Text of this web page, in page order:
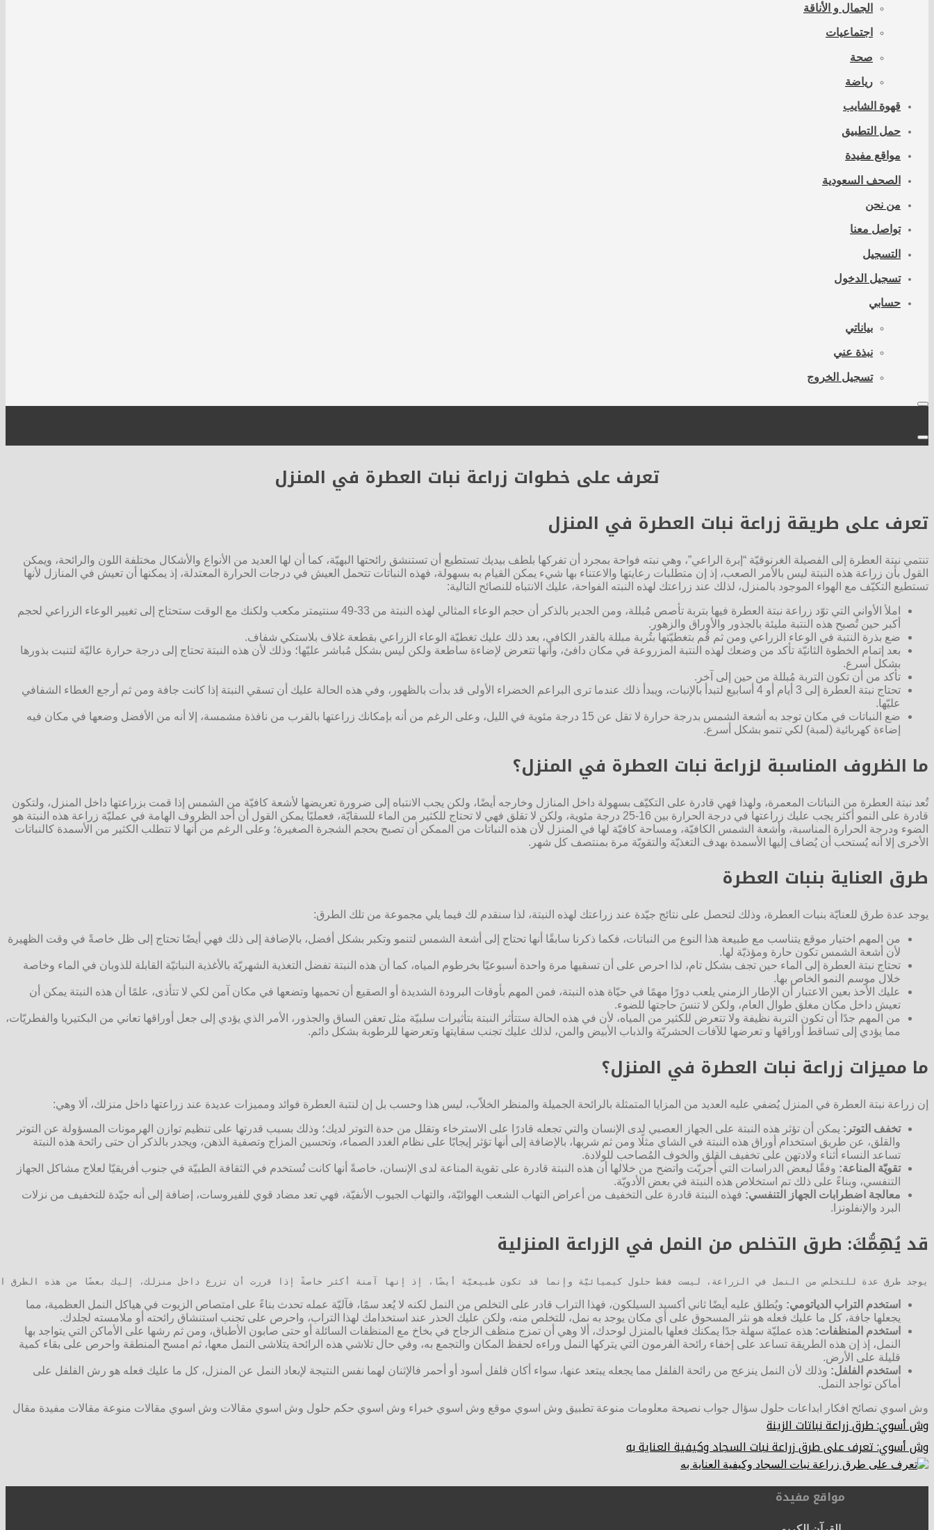
الجمال و الأناقة
اجتماعيات
صحة
رياضة
قهوة الشايب
حمل التطبيق
مواقع مفيدة
الصحف السعودية
من نحن
تواصل معنا
التسجيل
تسجيل الدخول
حسابي
بياناتي
نبذة عني
تسجيل الخروج
تعرف على خطوات زراعة نبات العطرة في المنزل
تعرف على طريقة زراعة نبات العطرة في المنزل
تنتمي نبتة العطرة إلى الفصيلة الغرنوقيّة “إبرة الراعي”، وهي نبته فواحة بمجرد أن تفركها بلطف بيديك تستطيع أن تستنشق رائحتها البهيّة، كما أن لها العديد من الأنواع والأشكال مختلفة اللون والرائحة، ويمكن
القول بأن زراعة هذه النبتة ليس بالأمر الصعب، إذ إن متطلبات رعايتها والاعتناء بها شيء يمكن القيام به بسهولة، فهذه النباتات تتحمل العيش في درجات الحرارة المعتدلة، إذ يمكنها أن تعيش في المنازل لأنها
تستطيع التكيّف مع الهواء الموجود بالمنزل، لذلك عند زراعتك لهذه النبته الفواحة، عليك الانتباه للنصائح التالية:
املأ الأواني التي توّد زراعة نبتة العطرة فيها بتربة تأصص مُبللة، ومن الجدير بالذكر أن حجم الوعاء المثالي لهذه النبتة من 33-49 سنتيمتر مكعب ولكنك مع الوقت ستحتاج إلى تغيير الوعاء الزراعي لحجم
أكبر حين تُصبح هذه النتبة مليئة بالجذور والأوراق والزهور.
ضع بذرة النتبة في الوعاء الزراعي ومن ثم قُم بتغطيّتها بتُربة مبللة بالقدر الكافي، بعد ذلك عليك تغطيّة الوعاء الزراعي بقطعة غلاف بلاستكي شفاف.
بعد إتمام الخطوة الثانيّة تأكد من وضعك لهذه النتبة المزروعة في مكان دافئ، وأنها تتعرض لإضاءة ساطعة ولكن ليس بشكل مُباشر عليّها؛ وذلك لأن هذه النبتة تحتاج إلى درجة حرارة عاليّة لتنبت بذورها
بشكل أسرع.
تأكد من أن تكون التربة مُبللة من حين إلى آخر.
تحتاج نبتة العطرة إلى 3 أيام أو 4 أسابيع لتبدأ بالإنبات، ويبدأ ذلك عندما ترى البراعم الخضراء الأولى قد بدأت بالظهور، وفي هذه الحالة عليك أن تسقي النبتة إذا كانت جافة ومن ثم أرجع الغطاء الشفافي
عليّها.
ضع النباتات في مكان توجد به أشعة الشمس بدرجة حرارة لا تقل عن 15 درجة مئوية في الليل، وعلى الرغم من أنه بإمكانك زراعتها بالقرب من نافذة مشمسة، إلا أنه من الأفضل وضعها في مكان فيه
إضاءة كهربائية (لمبة) لكي تنمو بشكل أسرع.
ما الظروف المناسبة لزراعة نبات العطرة في المنزل؟
تُعد نبتة العطرة من النباتات المعمرة، ولهذا فهي قادرة على التكيّف بسهولة داخل المنازل وخارجه أيضًا، ولكن يجب الانتباه إلى ضرورة تعريضها لأشعة كافيّة من الشمس إذا قمت بزراعتها داخل المنزل، ولتكون
قادرة على النمو أكثر يجب عليك زراعتها في درجة الحرارة بين 16-25 درجة مئوية، ولكن لا تقلق فهي لا تحتاج للكثير من الماء للسقايّة، فعمليًا يمكن القول أن أحد الظروف الهامة في عمليّة زراعة هذه النبتة هو
الضوء ودرجة الحرارة المناسبة، وأشعة الشمس الكافيّة، ومساحة كافيّة لها في المنزل لأن هذه النباتات من الممكن أن تصبح بحجم الشجرة الصغيرة؛ وعلى الرغم من أنها لا تتطلب الكثير من الأسمدة كالنباتات
الأخرى إلا أنه يُستحب أن يُضاف إليها الأسمدة بهدف التغذيّة والتقويّة مرة بمنتصف كل شهر.
طرق العناية بنبات العطرة
يوجد عدة طرق للعنايّة بنبات العطرة، وذلك لتحصل على نتائج جيّدة عند زراعتك لهذه النبتة، لذا سنقدم لك فيما يلي مجموعة من تلك الطرق:
من المهم اختيار موقع يتناسب مع طبيعة هذا النوع من النباتات، فكما ذكرنا سابقًا أنها تحتاج إلى أشعة الشمس لتنمو وتكبر بشكل أفضل، بالإضافة إلى ذلك فهي أيضًا تحتاج إلى ظل خاصةً في وقت الظهيرة
لأن أشعة الشمس تكون حارة ومؤذيّة لها.
تحتاج نبتة العطرة إلى الماء حين تجف بشكل تام، لذا احرص على أن تسقيها مرة واحدة أسبوعيًا بخرطوم المياه، كما أن هذه النبتة تفضل التغذية الشهريّة بالأغذية النباتيّة القابلة للذوبان في الماء وخاصة
خلال موسم النمو الخاص بها.
عليك الأخذ بعين الاعتبار أن الإطار الزمني يلعب دورًا مهمًا في حيّاة هذه النبتة، فمن المهم بأوقات البرودة الشديدة أو الصقيع أن تحميها وتضعها في مكان آمن لكي لا تتأذى، علمًا أن هذه النبتة يمكن أن
تعيش داخل مكان مغلق طوال العام، ولكن لا تنسَ حاجتها للضوء.
من المهم جدًا أن تكون التربة نظيفة ولا تتعرض للكثير من المياه، لأن في هذه الحالة ستتأثر النبتة بتأثيرات سلبيّة مثل تعفن الساق والجذور، الأمر الذي يؤدي إلى جعل أوراقها تعاني من البكتيريا والفطريّات،
مما يؤدي إلى تساقط أوراقها و تعرضها للآفات الحشريّة والذباب الأبيض والمن، لذلك عليك تجنب سقايتها وتعرضها للرطوبة بشكل دائم.
ما مميزات زراعة نبات العطرة في المنزل؟
إن زراعة نبتة العطرة في المنزل يُضفي عليه العديد من المزايا المتمثلة بالرائحة الجميلة والمنظر الخلاّب، ليس هذا وحسب بل إن لنتبة العطرة فوائد ومميزات عديدة عند زراعتها داخل منزلك، ألا وهي:
تخفف التوتر: يمكن أن تؤثر هذه النبتة على الجهاز العصبي لدى الإنسان والتي تجعله قادرًا على الاسترخاء وتقلل من حدة التوتر لديك؛ وذلك بسبب قدرتها على تنظيم توازن الهرمونات المسؤولة عن التوتر
والقلق، عن طريق استخدام أوراق هذه النبتة في الشاي مثلًا ومن ثم شربها، بالإضافة إلى أنها تؤثر إيجابًا على نظام الغدد الصماء، وتحسين المزاج وتصفية الذهن، ويجدر بالذكر أن حتى رائحة هذه النبتة
تساعد النساء أثناء ولادتهن على تخفيف القلق والخوف المُصاحب للولادة.
تقويّة المناعة: وفقًا لبعض الدراسات التي أُجريّت واتضح من خلالها أن هذه النبتة قادرة على تقوية المناعة لدى الإنسان، خاصةً أنها كانت تُستخدم في الثقافة الطبيّة في جنوب أفريقيّا لعلاج مشاكل الجهاز
التنفسي، وبناءً على ذلك تم استخلاص هذه النبتة في بعض الأدويّة.
معالجة اضطرابات الجهاز التنفسي: فهذه النبتة قادرة على التخفيف من أعراض التهاب الشعب الهوائيّة، والتهاب الجيوب الأنفيّة، فهي تعد مضاد قوي للفيروسات، إضافة إلى أنه جيّدة للتخفيف من نزلات
البرد والإنفلونزا.
قد يُهِمُّكَ: طرق التخلص من النمل في الزراعة المنزلية
يوجد طرق عدة للتخلص من النمل في الزراعة، ليست فقط حلول كيميائيّة وإنما قد تكون طبيعيّة أيضًا، إذ إنها آمنة أكثر خاصةً إذا قررت أن تزرع داخل منزلك، إليك بعضًا من هذه الطرق
استخدم التراب الدياتومي: ويُطلق عليه أيضًا ثاني أكسيد السيلكون، فهذا التراب قادر على التخلص من النمل لكنه لا يُعد سمًا، فآليّة عمله تحدث بناءً على امتصاص الزيوت في هياكل النمل العظمية، مما
يجعلها جافة، كل ما عليك فعله هو نثر المسحوق على أي مكان يوجد به نمل، للتخلص منه، ولكن عليك الحذر عند استخدامك لهذا التراب، واحرص على تجنب استنشاق رائحته أو ملامسته لجلدك.
استخدم المنظفات: هذه عمليّة سهلة جدًا يمكنك فعلها بالمنزل لوحدك، ألا وهي أن تمزج منظف الزجاج في بخاخ مع المنظفات السائلة أو حتى صابون الأطباق، ومن ثم رشها على الأماكن التي يتواجد بها
النمل، إذ إن هذه الطريقة تساعد على إخفاء رائحة الفرمون التي يتركها النمل وراءه لحفظ المكان والتجمع به، وفي حال تلاشي هذه الرائحة يتلاشى النمل معها، ثم امسح المنطقة واحرص على بقاء كمية
قليلة على الأرض.
استخدم الفلفل: وذلك لأن النمل ينزعج من رائحة الفلفل مما يجعله يبتعد عنها، سواء أكان فلفل أسود أو أحمر فالإثنان لهما نفس النتيجة لإبعاد النمل عن المنزل، كل ما عليك فعله هو رش الفلفل على
أماكن تواجد النمل.
وش اسوي نصائح افكار ابداعات حلول سؤال جواب نصيحة معلومات منوعة تطبيق وش اسوي موقع وش اسوي خبراء وش اسوي حكم حلول وش اسوي مقالات وش اسوي مقالات منوعة مقالات مفيدة مقال
وش أسوي: طرق زراعة نباتات الزينة
وش أسوي: تعرف على طرق زراعة نبات السجاد وكيفية العناية به
مواقع مفيدة